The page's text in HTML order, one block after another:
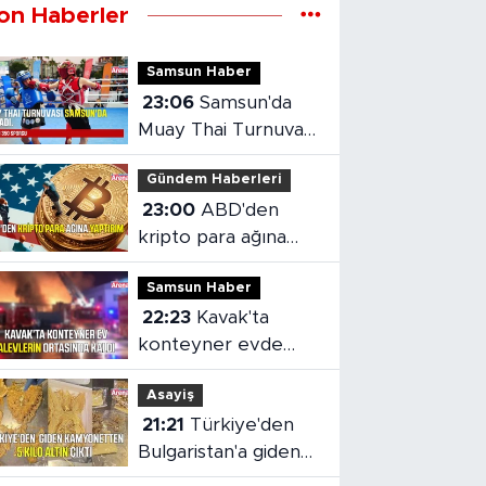
Haberler
Samsun Haber
23:06 Samsun'da
Muay Thai Turnuvası
heyecanı başladı
Gündem Haberleri
23:00 ABD'den
kripto para ağına
yaptırım
Samsun Haber
22:23
konteyner evde
yangın çıktı
Asayiş
21:21
Bulgaristan'a giden
kamyonetten 5 kilo